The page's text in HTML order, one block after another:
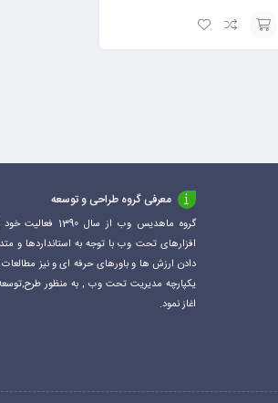
معرفی گروه طراحی و توسعه
گروه ماهدیس وب
افزارهای تحت وب با توجه به استانداردها و
دادن ارزش ها و باورهای حرفه ای و نیز
یکپارچه مدیریت تحت وب , به منظور طرح,توسعه
اغاز نمود.